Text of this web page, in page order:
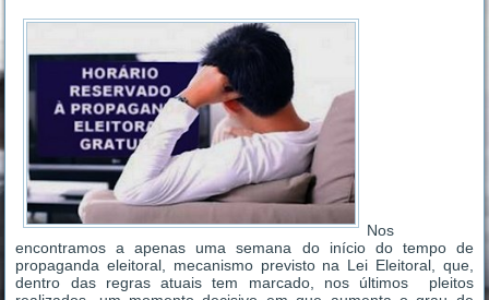
Nos
encontramos a apenas uma semana do início do tempo de
propaganda eleitoral, mecanismo previsto na Lei Eleitoral, que,
dentro das regras atuais tem marcado, nos últimos pleitos